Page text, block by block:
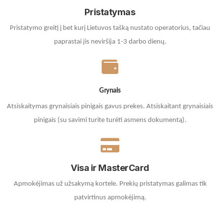
Pristatymas
Pristatymo greitį į bet kurį Lietuvos tašką nustato operatorius, tačiau
paprastai jis neviršija 1-3 darbo dienų.
Grynais
Atsiskaitymas grynaisiais pinigais gavus prekes. Atsiskaitant grynaisiais
pinigais (su savimi turite turėti asmens dokumentą).
Visa ir MasterCard
Apmokėjimas už užsakymą kortele. Prekių pristatymas galimas tik
patvirtinus apmokėjimą.